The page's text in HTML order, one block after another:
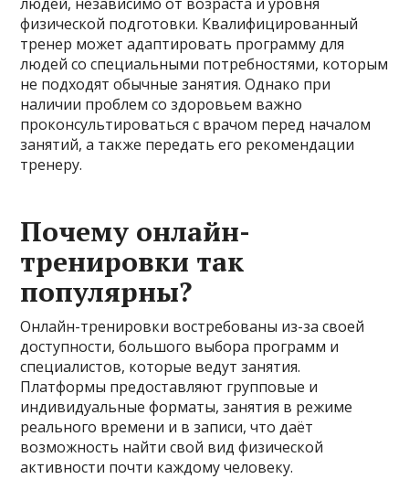
физической подготовки. Квалифицированный
тренер может адаптировать программу для
людей со специальными потребностями, которым
не подходят обычные занятия. Однако при
наличии проблем со здоровьем важно
проконсультироваться с врачом перед началом
занятий, а также передать его рекомендации
тренеру.
Почему онлайн-
тренировки так
популярны?
Онлайн-тренировки востребованы из-за своей
доступности, большого выбора программ и
специалистов, которые ведут занятия.
Платформы предоставляют групповые и
индивидуальные форматы, занятия в режиме
реального времени и в записи, что даёт
возможность найти свой вид физической
активности почти каждому человеку.